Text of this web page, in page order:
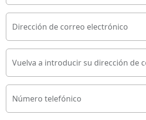
Dirección de correo electrónico
Número telefónico